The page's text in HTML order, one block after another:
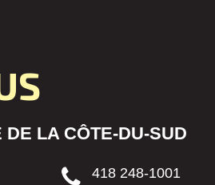
LA CÔTE-DU-SUD
418 248-1001